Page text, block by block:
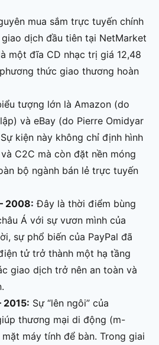
mua sắm trực tuyến chính
dịch đầu tiên tại NetMarket
một đĩa CD nhạc trị giá 12,48
thức giao thương hoàn
tượng lớn là Amazon (do
và eBay (do Pierre Omidyar
kiện này không chỉ định hình
C2C mà còn đặt nền móng
bộ ngành bán lẻ trực tuyến
2008: Đây là thời điểm bùng
Á với sự vươn mình của
sự phổ biến của PayPal đã
tử trở thành một hạ tầng
giao dịch trở nên an toàn và
2015: Sự “lên ngôi” của
thương mại di động (m-
máy tính để bàn. Trong giai